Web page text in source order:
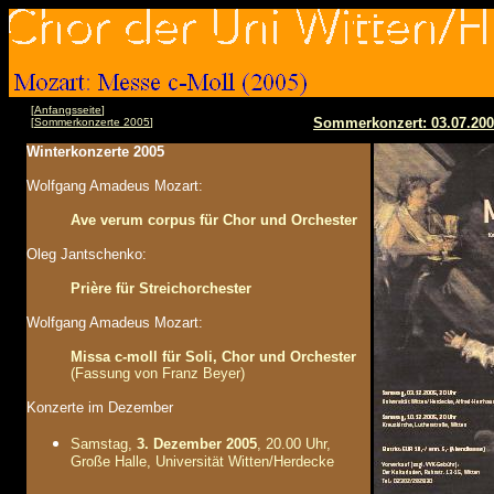
[Anfangsseite]
[Sommerkonzerte 2005]
Sommerkonzert:
Winterkonzerte 2005
Wolfgang Amadeus Mozart:
Ave verum corpus für Chor und Orchester
Oleg Jantschenko:
Prière für Streichorchester
Wolfgang Amadeus Mozart:
Missa c-moll für Soli, Chor und Orchester
(Fassung von Franz Beyer)
Konzerte im Dezember
Samstag, 3. Dezember 2005, 20.00 Uhr,
Große Halle, Universität Witten/Herdecke